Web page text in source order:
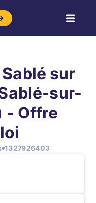
sur
sur-
- Offre
1327926403